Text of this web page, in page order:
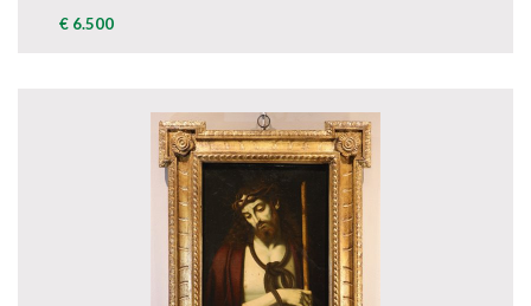
€ 6.500